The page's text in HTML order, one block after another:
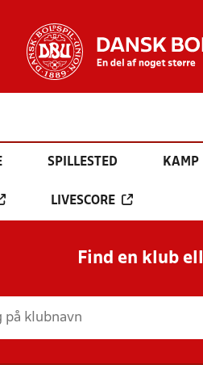
SPILLESTED KAMP
LIVESCORE
Find en klub